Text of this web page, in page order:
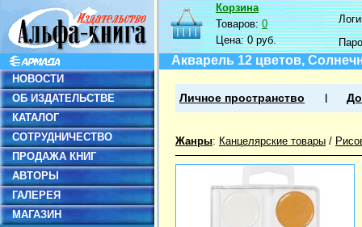
НОВОСТИ
ОБ ИЗДАТЕЛЬСТВЕ
КАТАЛОГ
СОТРУДНИЧЕСТВО
ПРОДАЖА КНИГ
АВТОРЫ
ГАЛЕРЕЯ
МАГАЗИН
Корзина
Товаров:0
Цена:0 руб.
Акварель 12 цветов,
Личное пространство
Жанры: Канцелярские товары /